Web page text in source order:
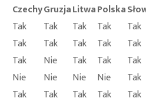
CzechyGruzjaLitwaPolska
Tak Tak Tak Tak
Tak
Tak Tak Tak Tak
Tak
Tak Nie Tak Tak
Tak
Nie Nie Nie Nie
Tak
Tak Tak Tak Tak
Tak